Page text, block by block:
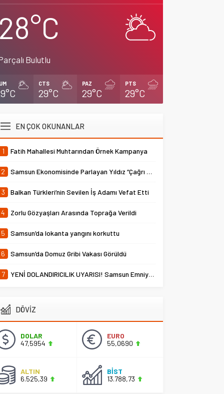
28°C
Bulutlu
CTS
29°C
PAZ
29°C
PTS
29°C
EN ÇOK OKUNANLAR
1 Fatih Mahallesi Muhtarından Örnek Kampanya
2 Samsun Ekonomisinde Parlayan Yıldız “Çağrı Temper”
3 Balkan Türkleri’nin Sevilen İş Adamı Vefat Etti
4 Zorlu Gözyaşları Arasında Toprağa Verildi
5 Samsun’da lokanta yangını korkuttu
6 Samsun’da Domuz Gribi Vakası Görüldü
7 YENİ DOLANDIRICILIK UYARISI! Samsun Emniyet Müdürlüğü Uyardı
DÖVİZ
DOLAR
47,5954
EURO
55,0690
ALTIN
6.525,39
BİST
13.788,73